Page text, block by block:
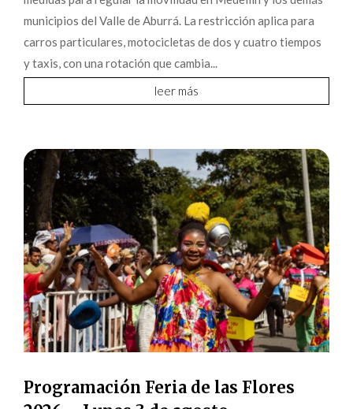
municipios del Valle de Aburrá. La restricción aplica para
carros particulares, motocicletas de dos y cuatro tiempos
y taxis, con una rotación que cambia...
leer más
Programación Feria de las Flores